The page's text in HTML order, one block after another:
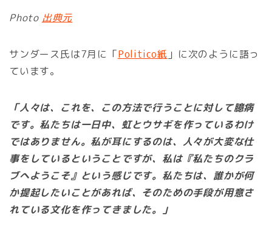
Photo 出典元
サンダース氏は7月に「Politico紙 」に次のように語っ
ています。
「人々は、これを、この方法で行うことに対して臆病
です。私たちは一日中、虹とウサギを作っているわけ
ではありません。私が耳にするのは、人々が大変な仕
事をしているということですが、私は『私たちのクラ
ブへようこそ』という感じです。私たちは、誰かが何
か提起したいことがあれば、そのための手段が用意さ
れている文化を作ってきました。」